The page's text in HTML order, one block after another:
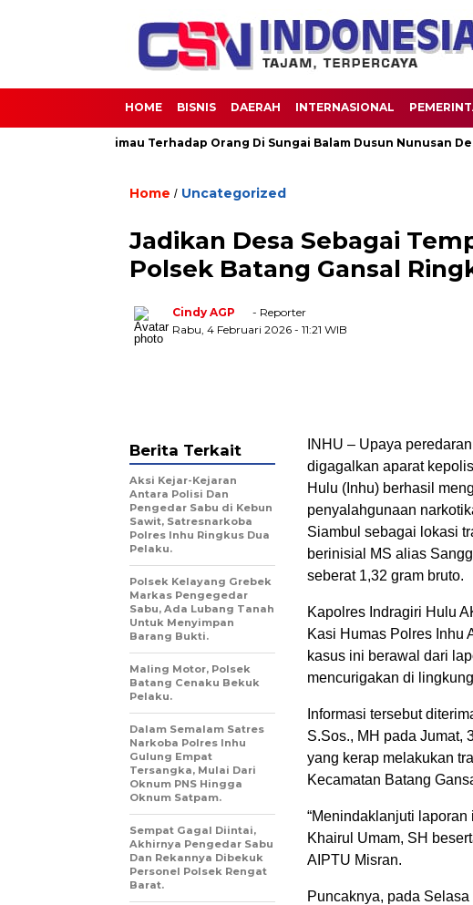
HOME BISNIS DAERAH INTERNASIONAL
Buas Harimau Terhadap Orang Di Sungai Balam Dusun Nunusan Desa
Home / Uncategorized
Jadikan Desa Sebagai
Polsek Batang Gansal
Cindy AGP
- Reporter
Rabu, 4 Februari 2026 - 11:21 WIB
INHU – Upaya
digagalkan aparat
Hulu (Inhu) berhasil
penyalahgunaan
Siambul sebagai lokasi
berinisial MS alias
seberat 1,32 gram bruto.
Kapolres Indragiri Hulu
Kasi Humas Polres Inhu
kasus ini berawal dari
mencurigakan di
Informasi tersebut
S.Sos., MH pada Jumat,
yang kerap melakukan
Kecamatan Batang
“Menindaklanjuti
Khairul Umam, SH
AIPTU Misran.
Puncaknya, pada
Berita Terkait
Aksi Kejar-Kejaran
Antara Polisi Dan
Pengedar Sabu di Kebun
Sawit, Satresnarkoba
Polres Inhu Ringkus Dua
Pelaku.
Polsek Kelayang Grebek
Markas Pengegedar
Sabu, Ada Lubang Tanah
Untuk Menyimpan
Barang Bukti.
Maling Motor, Polsek
Batang Cenaku Bekuk
Pelaku.
Dalam Semalam Satres
Narkoba Polres Inhu
Gulung Empat
Tersangka, Mulai Dari
Oknum PNS Hingga
Oknum Satpam.
Sempat Gagal Diintai,
Akhirnya Pengedar Sabu
Dan Rekannya Dibekuk
Personel Polsek Rengat
Barat.